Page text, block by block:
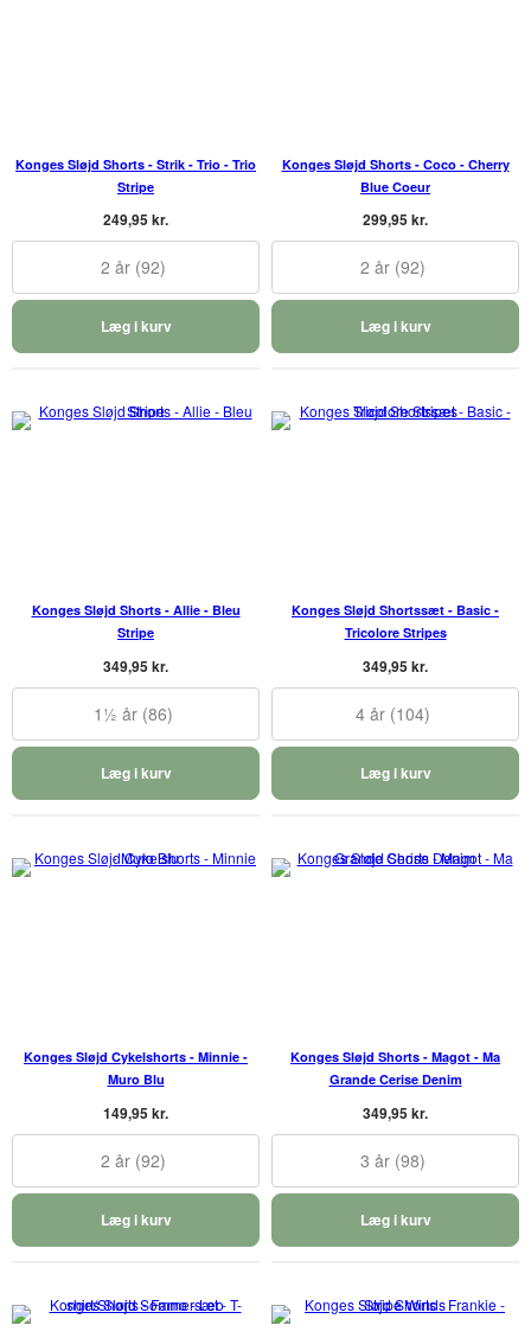
Konges Sløjd Shorts - Strik - Trio - Trio
Stripe
249,95 kr.
2 år (92)
Læg i kurv
Konges Sløjd Shorts - Coco - Cherry
Blue Coeur
299,95 kr.
2 år (92)
Læg i kurv
Konges Sløjd Shorts - Allie - Bleu
Stripe
349,95 kr.
1½ år (86)
Læg i kurv
Konges Sløjd Shortssæt - Basic -
Tricolore Stripes
349,95 kr.
4 år (104)
Læg i kurv
Konges Sløjd Cykelshorts - Minnie -
Muro Blu
149,95 kr.
2 år (92)
Læg i kurv
Konges Sløjd Shorts - Magot - Ma
Grande Cerise Denim
349,95 kr.
3 år (98)
Læg i kurv